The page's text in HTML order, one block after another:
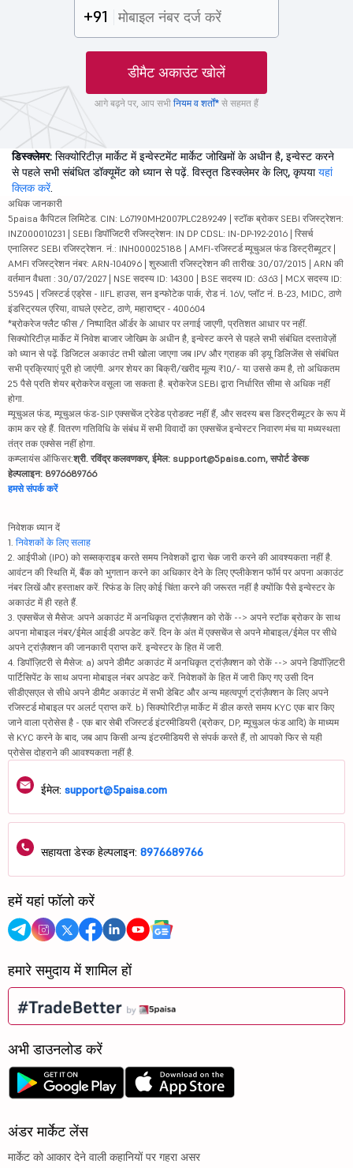
+91
डीमैट अकाउंट खोलें
आगे बढ़ने पर, आप सभी नियम व शर्तों* से सहमत हैं
डिस्क्लेमर: सिक्योरिटीज़ मार्केट में इन्वेस्टमेंट मार्केट जोखिमों के अधीन है, इन्वेस्ट करने
से पहले सभी संबंधित डॉक्यूमेंट को ध्यान से पढ़ें. विस्तृत डिस्क्लेमर के लिए, कृपयायहां
क्लिक करें.
अधिक जानकारी
5paisa कैपिटल लिमिटेड. CIN: L67190MH2007PLC289249 | स्टॉक ब्रोकर SEBI रजिस्ट्रेशन:
INZ000010231 | SEBI डिपॉजिटरी रजिस्ट्रेशन: IN DP CDSL: IN-DP-192-2016 | रिसर्च
एनालिस्ट SEBI रजिस्ट्रेशन. नं.: INH000025188 | AMFI-रजिस्टर्ड म्यूचुअल फंड डिस्ट्रीब्यूटर |
AMFI रजिस्ट्रेशन नंबर: ARN-104096 | शुरुआती रजिस्ट्रेशन की तारीख: 30/07/2015 | ARN की
वर्तमान वैधता : 30/07/2027 | NSE सदस्य ID: 14300 | BSE सदस्य ID: 6363 | MCX सदस्य ID:
55945 | रजिस्टर्ड एड्रेस - IIFL हाउस, सन इन्फोटेक पार्क, रोड नं. 16V, प्लॉट नं. B-23, MIDC, ठाणे
इंडस्ट्रियल एरिया, वाघले एस्टेट, ठाणे, महाराष्ट्र - 400604
*ब्रोकरेज फ्लैट फीस / निष्पादित ऑर्डर के आधार पर लगाई जाएगी, प्रतिशत आधार पर नहीं.
सिक्योरिटीज़ मार्केट में निवेश बाजार जोखिम के अधीन है, इन्वेस्ट करने से पहले सभी संबंधित दस्तावेज़ों
को ध्यान से पढ़ें. डिजिटल अकाउंट तभी खोला जाएगा जब IPV और ग्राहक की ड्यू डिलिजेंस से संबंधित
सभी प्रक्रियाएं पूरी हो जाएंगी. अगर शेयर का बिक्री/खरीद मूल्य ₹10/- या उससे कम है, तो अधिकतम
25 पैसे प्रति शेयर ब्रोकरेज वसूला जा सकता है. ब्रोकरेज SEBI द्वारा निर्धारित सीमा से अधिक नहीं
होगा.
म्यूचुअल फंड, म्यूचुअल फंड-SIP एक्सचेंज ट्रेडेड प्रोडक्ट नहीं हैं, और सदस्य बस डिस्ट्रीब्यूटर के रूप में
काम कर रहे हैं. वितरण गतिविधि के संबंध में सभी विवादों का एक्सचेंज इन्वेस्टर निवारण मंच या मध्यस्थता
तंत्र तक एक्सेस नहीं होगा.
कम्प्लायंस ऑफिसर:श्री. रविंद्र कलवणकर, ईमेल: support@5paisa.com, सपोर्ट डेस्क
हेल्पलाइन: 8976689766
हमसे संपर्क करें
निवेशक ध्यान दें
1. निवेशकों के लिए सलाह
2. आईपीओ (IPO) को सब्सक्राइब करते समय निवेशकों द्वारा चेक जारी करने की आवश्यकता नहीं है.
आवंटन की स्थिति में, बैंक को भुगतान करने का अधिकार देने के लिए एप्लीकेशन फॉर्म पर अपना अकाउंट
नंबर लिखें और हस्ताक्षर करें. रिफंड के लिए कोई चिंता करने की जरूरत नहीं है क्योंकि पैसे इन्वेस्टर के
अकाउंट में ही रहते हैं.
3. एक्सचेंज से मैसेज: अपने अकाउंट में अनधिकृत ट्रांज़ैक्शन को रोकें --> अपने स्टॉक ब्रोकर के साथ
अपना मोबाइल नंबर/ईमेल आईडी अपडेट करें. दिन के अंत में एक्सचेंज से अपने मोबाइल/ईमेल पर सीधे
अपने ट्रांज़ैक्शन की जानकारी प्राप्त करें. इन्वेस्टर के हित में जारी.
4. डिपॉज़िटरी से मैसेज: a) अपने डीमैट अकाउंट में अनधिकृत ट्रांज़ैक्शन को रोकें --> अपने डिपॉज़िटरी
पार्टिसिपेंट के साथ अपना मोबाइल नंबर अपडेट करें. निवेशकों के हित में जारी किए गए उसी दिन
सीडीएसएल से सीधे अपने डीमैट अकाउंट में सभी डेबिट और अन्य महत्वपूर्ण ट्रांज़ैक्शन के लिए अपने
रजिस्टर्ड मोबाइल पर अलर्ट प्राप्त करें. b) सिक्योरिटीज़ मार्केट में डील करते समय KYC एक बार किए
जाने वाला प्रोसेस है - एक बार सेबी रजिस्टर्ड इंटरमीडियरी (ब्रोकर, DP, म्यूचुअल फंड आदि) के माध्यम
से KYC करने के बाद, जब आप किसी अन्य इंटरमीडियरी से संपर्क करते हैं, तो आपको फिर से यही
प्रोसेस दोहराने की आवश्यकता नहीं है.
ईमेल: support@5paisa.com
सहायता डेस्क हेल्पलाइन: 8976689766
हमें यहां फॉलो करें
हमारे समुदाय में शामिल हों
अभी डाउनलोड करें
अंडर मार्केट लेंस
मार्केट को आकार देने वाली कहानियों पर गहरा असर